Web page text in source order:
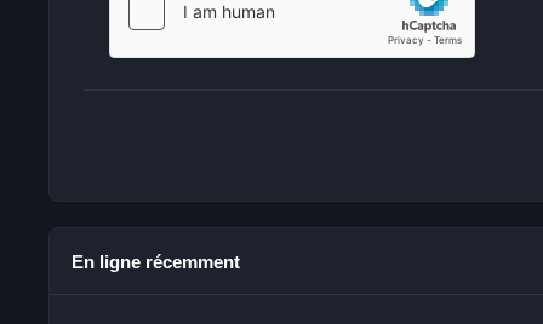
En ligne récemment